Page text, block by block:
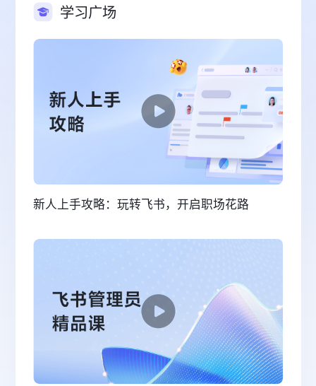
学习广场
新人上手攻略：玩转飞书，开启职场花路